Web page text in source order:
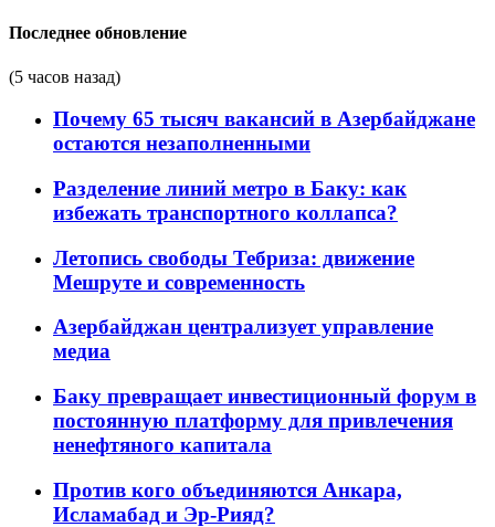
Последнее обновление
(5 часов назад)
Почему 65 тысяч вакансий в Азербайджане
остаются незаполненными
Разделение линий метро в Баку: как
избежать транспортного коллапса?
Летопись свободы Тебриза: движение
Мешруте и современность
Азербайджан централизует управление
медиа
Баку превращает инвестиционный форум в
постоянную платформу для привлечения
ненефтяного капитала
Против кого объединяются Анкара,
Исламабад и Эр-Рияд?